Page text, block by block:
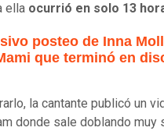
ella ocurrió en solo 13
posteo de Inna
que terminó en
la cantante publicó un
donde sale doblando muy